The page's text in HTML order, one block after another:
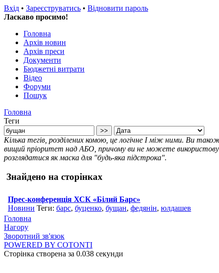
Вхід • Зареєструватись • Відновити пароль
Ласкаво просимо!
Головна
Архів новин
Архів преси
Документи
Бюджетні витрати
Відео
Форуми
Пошук
Головна
Теги
Кілька тегів, розділених комою, це логічне І між ними. Ви
вищий пріоритет над АБО, причому ви не можете
розглядатися як маска для "будь-яка підстрока".
Знайдено на сторінках
Прес-конференція ХСК «Білий Барс»
Новини Теги: барс, буценко, бущан, федянін, юлдашев
Головна
Нагору
Зворотний зв'язок
POWERED BY COTONTI
Сторінка створена за 0.038 секунди